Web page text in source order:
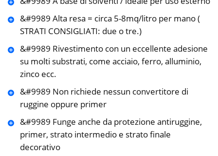
&#9989 Alta resa = circa 5-8mq/litro per mano (
STRATI CONSIGLIATI: due o tre.)
&#9989 Rivestimento con un eccellente adesione
su molti substrati, come acciaio, ferro, alluminio,
zinco ecc.
&#9989 Non richiede nessun convertitore di
ruggine oppure primer
&#9989 Funge anche da protezione antiruggine,
primer, strato intermedio e strato finale
decorativo